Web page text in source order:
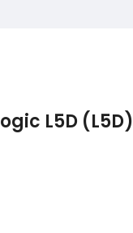
L5D (L5D)